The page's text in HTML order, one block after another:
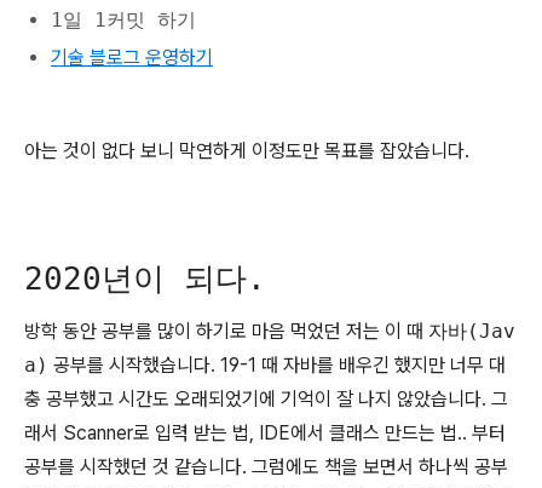
1일 1커밋 하기
기술 블로그 운영하기
아는 것이 없다 보니 막연하게 이정도만 목표를 잡았습니다.
2020년이 되다.
방학 동안 공부를 많이 하기로 마음 먹었던 저는 이 때 자바(Jav
a) 공부를 시작했습니다. 19-1 때 자바를 배우긴 했지만 너무 대
충 공부했고 시간도 오래되었기에 기억이 잘 나지 않았습니다. 그
래서 Scanner로 입력 받는 법, IDE에서 클래스 만드는 법.. 부터
공부를 시작했던 것 같습니다. 그럼에도 책을 보면서 하나씩 공부